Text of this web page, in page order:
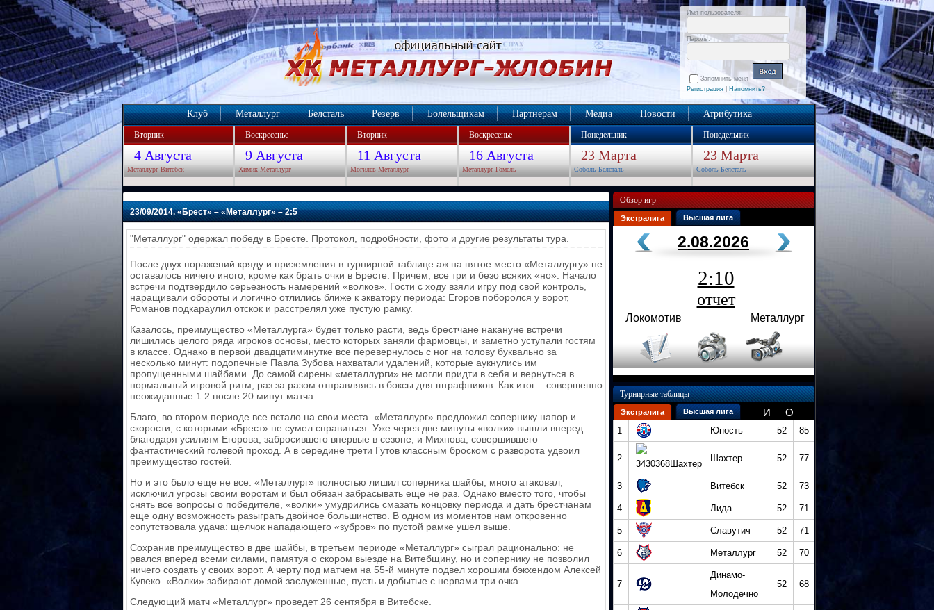
Имя пользователя:
Пароль:
Запомнить меня
Регистрация| Напомнить?
Клуб Металлург Белсталь Резерв Болельщикам Партнерам Медиа Новости Атрибутика
Вторник Воскресенье Вторник Воскресенье Понедельник Понедельник
4 Августа 9 Августа 11 Августа 16 Августа 23 Марта 23 Марта
Металлург-Витебск Химик-Металлург Могилев-Металлург Металлург-Гомель Соболь-Белсталь Соболь-Белсталь
23/09/2014. «Брест» – «Металлург» – 2:5
"Металлург" одержал победу в Бресте. Протокол, подробности, фото и другие результаты тура.
После двух поражений кряду и приземления в турнирной таблице аж на пятое место «Металлургу» не
оставалось ничего иного, кроме как брать очки в Бресте. Причем, все три и безо всяких «но». Начало
встречи подтвердило серьезность намерений «волков». Гости с ходу взяли игру под свой контроль,
наращивали обороты и логично отлились ближе к экватору периода: Егоров поборолся у ворот,
Романов подкараулил отскок и расстрелял уже пустую рамку.
Казалось, преимущество «Металлурга» будет только расти, ведь брестчане накануне встречи
лишились целого ряда игроков основы, место которых заняли фармовцы, и заметно уступали гостям
в классе. Однако в первой двадцатиминутке все перевернулось с ног на голову буквально за
несколько минут: подопечные Павла Зубова нахватали удалений, которые аукнулись им
пропущенными шайбами. До самой сирены «металлурги» не могли придти в себя и вернуться в
нормальный игровой ритм, раз за разом отправляясь в боксы для штрафников. Как итог – совершенно
неожиданные 1:2 после 20 минут матча.
Благо, во втором периоде все встало на свои места. «Металлург» предложил сопернику напор и
скорости, с которыми «Брест» не сумел справиться. Уже через две минуты «волки» вышли вперед
благодаря усилиям Егорова, забросившего впервые в сезоне, и Михнова, совершившего
фантастический голевой проход. А в середине трети Гутов классным броском с разворота удвоил
преимущество гостей.
Но и это было еще не все. «Металлург» полностью лишил соперника шайбы, много атаковал,
исключил угрозы своим воротам и был обязан забрасывать еще не раз. Однако вместо того, чтобы
снять все вопросы о победителе, «волки» умудрились смазать концовку периода и дать брестчанам
еще одну возможность разыграть двойное большинство. В одном из моментов нам откровенно
сопутствовала удача: щелчок нападающего «зубров» по пустой рамке ушел выше.
Сохранив преимущество в две шайбы, в третьем периоде «Металлург» сыграл рационально: не
рвался вперед всеми силами, памятуя о скором выезде на Витебщину, но и сопернику не позволил
ничего создать у своих ворот. А черту под матчем на 55-й минуте подвел хорошим бэкхендом Алексей
Кувеко. «Волки» забирают домой заслуженные, пусть и добытые с нервами три очка.
Следующий матч «Металлург» проведет 26 сентября в Витебске.
Обзор игр
Экстралига Высшая лига
2.08.2026
2:10
отчет
Локомотив Металлург
Турнирные таблицы
Экстралига Высшая лига И О
1 Юность 52 85
2 Шахтер 52 77
3 Витебск 52 73
4 Лида 52 71
5 Славутич 52 71
6 Металлург 52 70
7
Динамо-
Молодечно
52 68